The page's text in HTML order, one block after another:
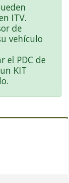
ITV.
de
vehículo
el PDC de
KIT